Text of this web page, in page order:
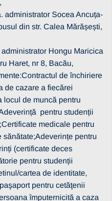
administrator Socea Ancuța-
din str. Calea Mărășești,
Hongu Maricica
Haret, nr 8, Bacău,
de închiriere
de cazare a fiecărei
locul de muncă pentru
pentru studenții
medicale pentru
pentru
(certificate deces
pentru studenții
cartea de identitate,
pentru cetăţenii
împuternicită a caza